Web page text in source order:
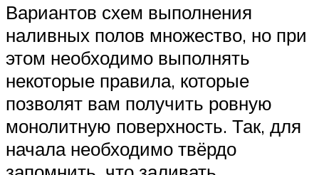
Вариантов схем выполнения
наливных полов множество, но при
этом необходимо выполнять
некоторые правила, которые
позволят вам получить ровную
монолитную поверхность. Так, для
начала необходимо твёрдо